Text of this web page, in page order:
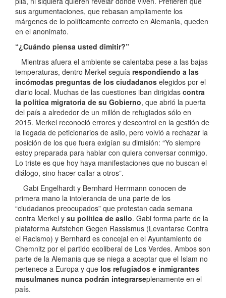
sus argumentaciones, que rebasan ampliamente los
márgenes de lo políticamente correcto en Alemania, queden
en el anonimato.
“¿Cuándo piensa usted dimitir?”
Mientras afuera el ambiente se calentaba pese a las bajas
temperaturas, dentro Merkel seguía respondiendo a las
incómodas preguntas de los ciudadanos elegidos por el
diario local. Muchas de las cuestiones iban dirigidas contra
la política migratoria de su Gobierno, que abrió la puerta
del país a alrededor de un millón de refugiados sólo en
2015. Merkel reconoció errores y descontrol en la gestión de
la llegada de peticionarios de asilo, pero volvió a rechazar la
posición de los que fuera exigían su dimisión: “Yo siempre
estoy preparada para hablar con quiera conversar conmigo.
Lo triste es que hoy haya manifestaciones que no buscan el
diálogo, sino hacer callar a otros”.
Gabi Engelhardt y Bernhard Herrmann conocen de
primera mano la intolerancia de una parte de los
“ciudadanos preocupados” que protestan cada semana
contra Merkel y su política de asilo. Gabi forma parte de la
plataforma Aufstehen Gegen Rassismus (Levantarse Contra
el Racismo) y Bernhard es concejal en el Ayuntamiento de
Chemnitz por el partido ecoliberal de Los Verdes. Ambos son
parte de la Alemania que se niega a aceptar que el Islam no
pertenece a Europa y que los refugiados e inmigrantes
musulmanes nunca podrán integrarseplenamente en el
país.